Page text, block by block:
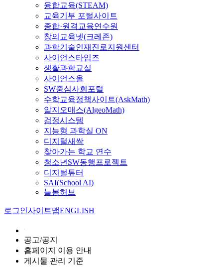
융합교육(STEAM)
교육기부 포털사이트
종합·원격교육연수원
창의교육넷(크레존)
과학기술인재진로지원센터
사이언스타임즈
생활과학교실
사이언스올
SW중심사회포털
수학교육정책사이트(AskMath)
알지오매스(AlgeoMath)
검정시스템
지능형 과학실 ON
디지털새싹
찾아가는 학교 연수
청소년SW동행프로젝트
디지털튜터
SAI(School AI)
늘봄허브
로그인사이트맵ENGLISH
공고/공지
홈페이지 이용 안내
게시물 관리 기준